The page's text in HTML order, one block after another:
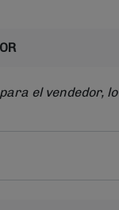
el vendedor,